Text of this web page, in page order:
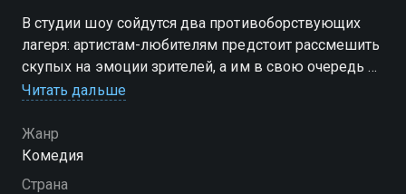
В студии шоу сойдутся два противоборствующих
лагеря: артистам-любителям предстоит рассмешить
скупых на эмоции зрителей, а им в свою очередь —
не рассмеяться. Деньги достанутся тем, кто лучше
Читать дальше
Жанр
Комедия
Страна